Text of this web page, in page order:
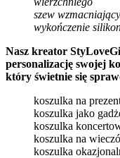
szew
wykończenie
Nasz kreator
personalizację swojej
który świetnie się
koszulka na
koszulka jako
koszulka
koszulka na
koszulka